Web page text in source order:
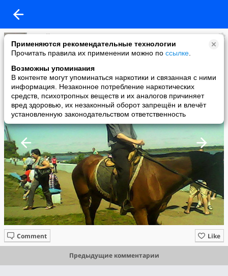
Применяются рекомендательные технологии
Прочитать правила их применении можно по ссылке
Возможны упоминания
В контенте могут упоминаться наркотики и связанная с ними
информация. Незаконное потребление наркотических
средств, психотропных веществ и их аналогов причиняет
вред здоровью, их незаконный оборот запрещён и влечёт
установленную законодательством ответственность
Юрий Большаков
added a photo
04 Jun в 13:14
Like
Comment
Предыдущие комментарии